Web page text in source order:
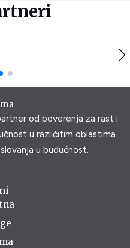
od poverenja za rast i
u različitim oblastima
u budućnost.